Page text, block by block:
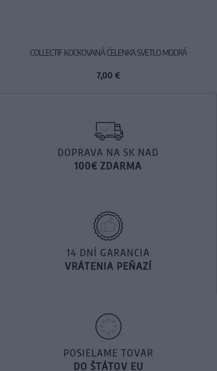
COLLECTIF KOCKOVANÁ ČELENKA SVETLO MODRÁ
7,00 €
DOPRAVA NA SK NAD
100€ ZDARMA
14 DNÍ GARANCIA
VRÁTENIA PEŇAZÍ
POSIELAME TOVAR
DO ŠTÁTOV EU